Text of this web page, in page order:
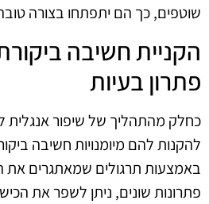
שוטפים, כך הם יתפתחו בצורה
הקניית חשיבה
פתרון בעיות
כחלק מהתהליך של שיפור אנגלית
להקנות להם מיומנויות חשיבה
באמצעות תרגולים שמאתגרים את
פתרונות שונים, ניתן לשפר את